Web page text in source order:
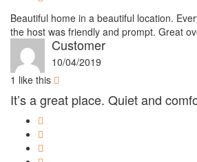
Beautiful home in a beautiful location.
the host was friendly and prompt. Great
Customer
10/04/2019
1 like this
It’s a great place. Quiet and